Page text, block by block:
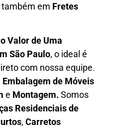
também em Fretes
Valor de Uma
São Paulo, o ideal é
com nossa equipe.
Embalagem de Móveis
e Montagem. Somos
Residenciais de
, Carretos